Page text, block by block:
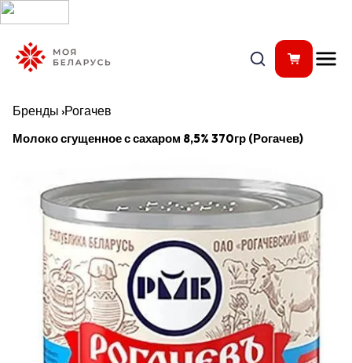
Бренды ›Рогачев
Молоко сгущенное с сахаром 8,5% 370гр (Рогачев)